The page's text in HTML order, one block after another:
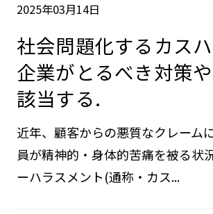
2025年03月14日
社会問題化するカス
企業がとるべき対策
該当する.
近年、顧客からの悪質なクレーム
員が精神的・身体的苦痛を被る状
ーハラスメント(通称・カス...